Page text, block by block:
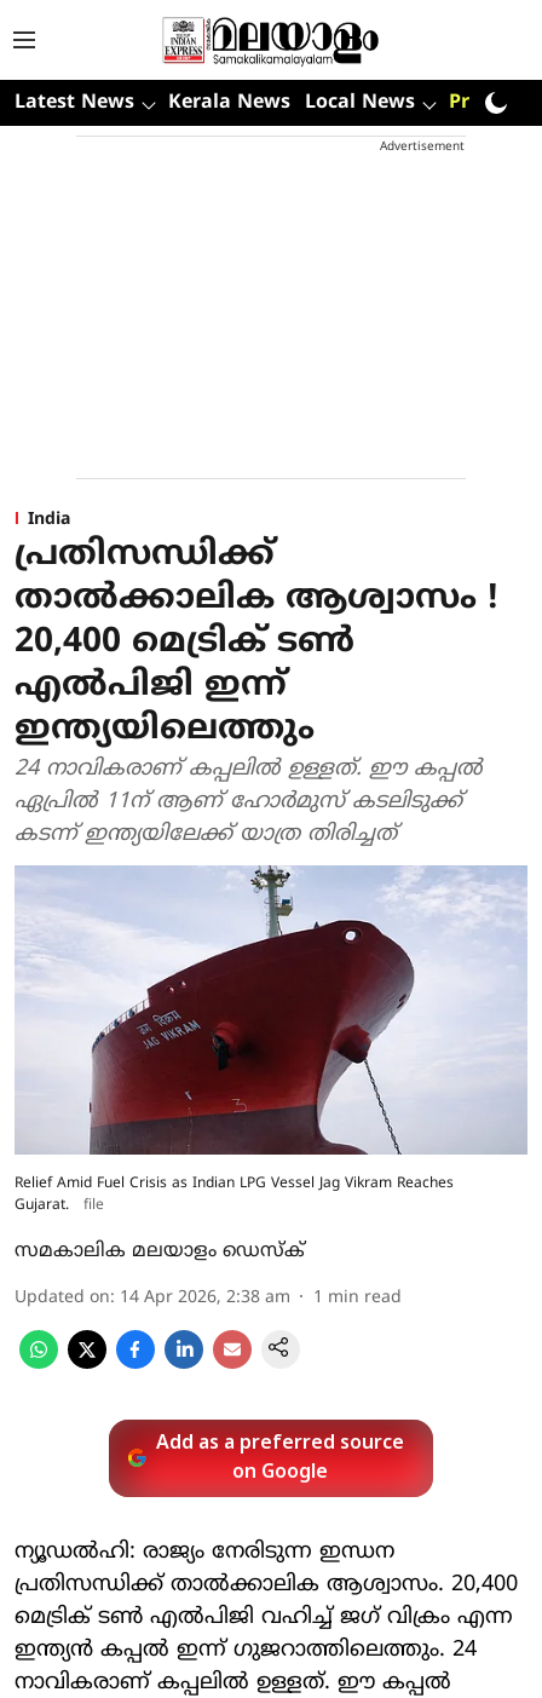
Latest News Kerala News Local News Premium
Advertisement
India
പ്രതിസന്ധിക്ക്
താൽക്കാലിക ആശ്വാസം !
20,400 മെട്രിക് ടൺ
എൽപിജി ഇന്ന്
ഇന്ത്യയിലെത്തും
24 നാവികരാണ് കപ്പലിൽ ഉള്ളത്. ഈ കപ്പൽ
ഏപ്രിൽ 11ന് ആണ് ഹോർമുസ് കടലിടുക്ക്
കടന്ന് ഇന്ത്യയിലേക്ക് യാത്ര തിരിച്ചത്
Relief Amid Fuel Crisis as Indian LPG Vessel Jag Vikram Reaches
Gujarat.
file
സമകാലിക മലയാളം ഡെസ്ക്
Updated on: 14 Apr 2026, 2:38 am 1 min read
Add as a preferred source
on Google
ന്യൂഡൽഹി: രാജ്യം നേരിടുന്ന ഇന്ധന
പ്രതിസന്ധിക്ക് താൽക്കാലിക ആശ്വാസം. 20,400
മെട്രിക് ടൺ എൽപിജി വഹിച്ച് ജഗ് വിക്രം എന്ന
ഇന്ത്യൻ കപ്പൽ ഇന്ന് ഗുജറാത്തിലെത്തും. 24
നാവികരാണ് കപ്പലിൽ ഉള്ളത്. ഈ കപ്പൽ